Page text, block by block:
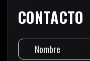
CONTACTO